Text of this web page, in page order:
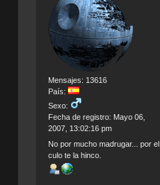
Mensajes: 13616
País:
Sexo:
Fecha de registro: Mayo 06,
2007, 13:02:16 pm
No por mucho madrugar... por el
culo te la hinco.